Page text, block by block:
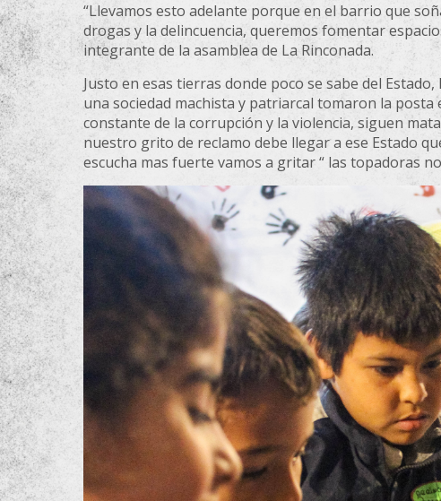
“Llevamos esto adelante porque en el barrio que
drogas y la delincuencia, queremos fomentar
integrante de la asamblea de La Rinconada.
Justo en esas tierras donde poco se sabe del
una sociedad machista y patriarcal tomaron la posta
constante de la corrupción y la violencia, siguen
nuestro grito de reclamo debe llegar a ese Estado
escucha mas fuerte vamos a gritar “ las topadoras